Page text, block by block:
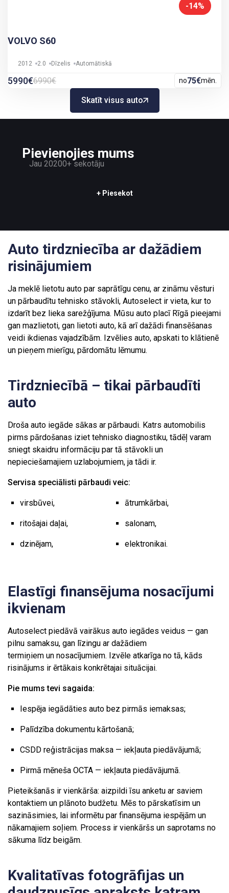
-14%
VOLVO S60
2012 2.0 Dīzelis Automātiskā
5990€6990€ no75€mēn.
Skatīt visus auto
Pievienojies mums
Jau 20200+ sekotāju
+ Piesekot
Auto tirdzniecība ar dažādiem
risinājumiem
Ja meklē lietotu auto par saprātīgu cenu, ar zināmu vēsturi
un pārbaudītu tehnisko stāvokli, Autoselect ir vieta, kur to
izdarīt bez lieka sarežģījuma. Mūsu auto placī Rīgā pieejami
gan mazlietoti, gan lietoti auto, kā arī dažādi finansēšanas
veidi ikdienas vajadzībām. Izvēlies auto, apskati to klātienē
un pieņem mierīgu, pārdomātu lēmumu.
Tirdzniecībā – tikai pārbaudīti
auto
Droša auto iegāde sākas ar pārbaudi. Katrs automobilis
pirms pārdošanas iziet tehnisko diagnostiku, tādēļ varam
sniegt skaidru informāciju par tā stāvokli un
nepieciešamajiem uzlabojumiem, ja tādi ir.
Servisa speciālisti pārbaudi veic:
virsbūvei,
ritošajai daļai,
dzinējam,
ātrumkārbai,
salonam,
elektronikai.
Elastīgi finansējuma nosacījumi
ikvienam
Autoselect piedāvā vairākus auto iegādes veidus — gan
pilnu samaksu, gan līzingu ar dažādiem
termiņiem un nosacījumiem. Izvēle atkarīga no tā, kāds
risinājums ir ērtākais konkrētajai situācijai.
Pie mums tevi sagaida:
Iespēja iegādāties auto bez pirmās iemaksas;
Palīdzība dokumentu kārtošanā;
CSDD reģistrācijas maksa — iekļauta piedāvājumā;
Pirmā mēneša OCTA — iekļauta piedāvājumā.
Pieteikšanās ir vienkārša: aizpildi īsu anketu ar saviem
kontaktiem un plānoto budžetu. Mēs to pārskatīsim un
sazināsimies, lai informētu par finansējuma iespējām un
nākamajiem soļiem. Process ir vienkāršs un saprotams no
sākuma līdz beigām.
Kvalitatīvas fotogrāfijas un